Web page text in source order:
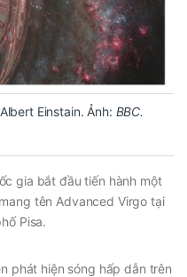
Einstain. Ảnh: BBC.
gia bắt đầu tiến hành một
tên Advanced Virgo tại
Pisa.
phát hiện sóng hấp dẫn trên